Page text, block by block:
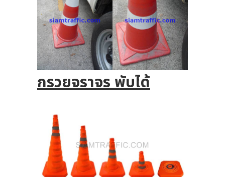
กรวยจราจร พับได้